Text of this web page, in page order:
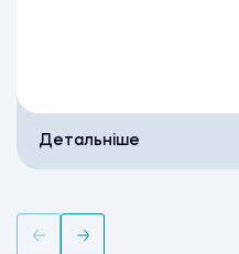
Детальніше